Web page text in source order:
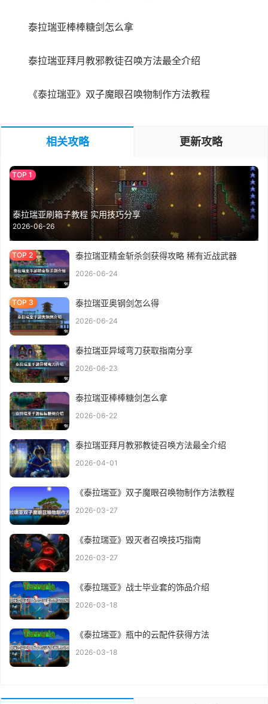
泰拉瑞亚棒棒糖剑怎么拿
泰拉瑞亚拜月教邪教徒召唤方法最全介绍
《泰拉瑞亚》双子魔眼召唤物制作方法教程
相关攻略 更新攻略
泰拉瑞亚刷箱子教程 实用技巧分享
2026-06-26
泰拉瑞亚精金斩杀剑获得攻略 稀有近战武器
2026-06-24
泰拉瑞亚奥钢剑怎么得
2026-06-24
泰拉瑞亚异域弯刀获取指南分享
2026-06-23
泰拉瑞亚棒棒糖剑怎么拿
2026-06-22
泰拉瑞亚拜月教邪教徒召唤方法最全介绍
2026-04-01
《泰拉瑞亚》双子魔眼召唤物制作方法教程
2026-03-27
《泰拉瑞亚》毁灭者召唤技巧指南
2026-03-27
《泰拉瑞亚》战士毕业套的饰品介绍
2026-03-18
《泰拉瑞亚》瓶中的云配件获得方法
2026-03-18